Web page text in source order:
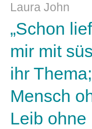
Laura John
„Schon
mir mit
ihr
Mensch
Leib ohne